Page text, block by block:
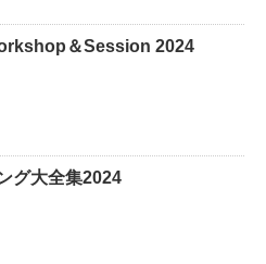
＆Session 2024
グ大全集2024